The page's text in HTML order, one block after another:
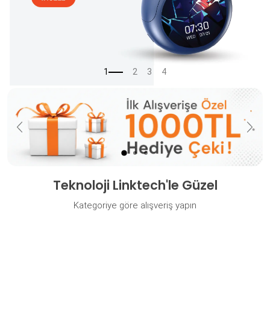
Önceki
Teknoloji Linktech'le Güzel
Kategoriye göre alışveriş yapın